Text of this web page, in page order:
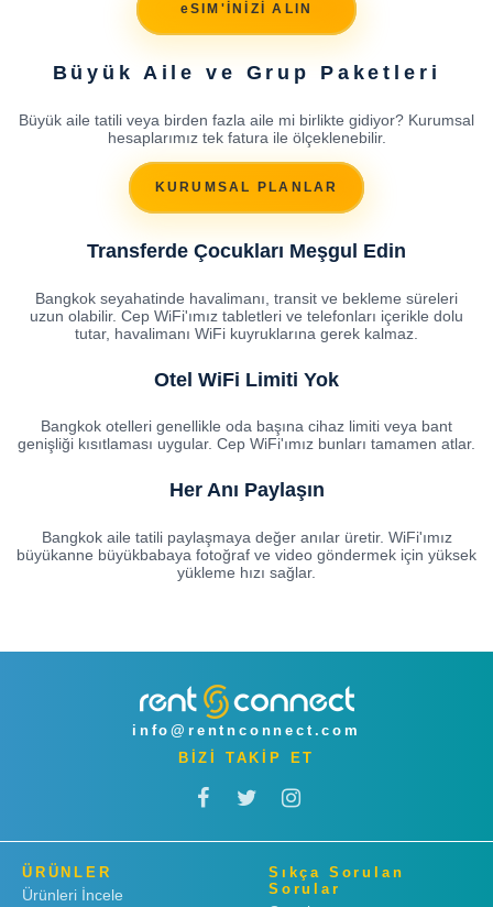
eSIM'İNİZİ ALIN
Büyük Aile ve Grup Paketleri
Büyük aile tatili veya birden fazla aile mi birlikte gidiyor? Kurumsal
hesaplarımız tek fatura ile ölçeklenebilir.
KURUMSAL PLANLAR
Transferde Çocukları Meşgul Edin
Bangkok seyahatinde havalimanı, transit ve bekleme süreleri
uzun olabilir. Cep WiFi'ımız tabletleri ve telefonları içerikle dolu
tutar, havalimanı WiFi kuyruklarına gerek kalmaz.
Otel WiFi Limiti Yok
Bangkok otelleri genellikle oda başına cihaz limiti veya bant
genişliği kısıtlaması uygular. Cep WiFi'ımız bunları tamamen atlar.
Her Anı Paylaşın
Bangkok aile tatili paylaşmaya değer anılar üretir. WiFi'ımız
büyükanne büyükbabaya fotoğraf ve video göndermek için yüksek
yükleme hızı sağlar.
info@rentnconnect.com
BİZİ TAKİP ET
ÜRÜNLER
Ürünleri İncele
Sıkça Sorulan
Sorular